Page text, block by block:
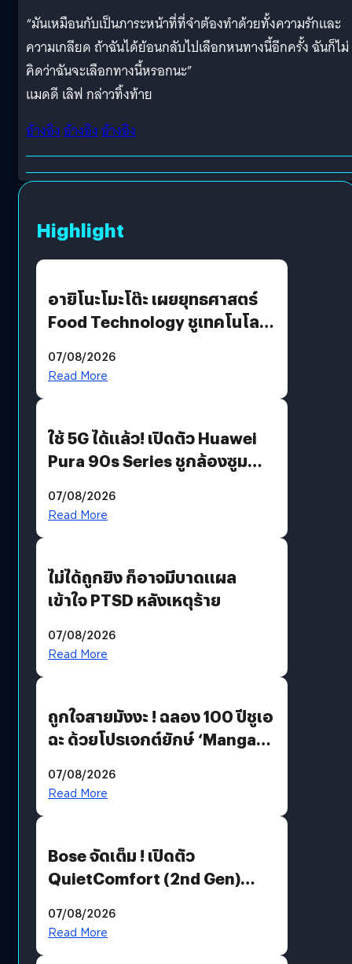
“มันเหมือนกับเป็นภาระหน้าที่ที่จำต้องทำด้วยทั้งความรักและ
ความเกลียด ถ้าฉันได้ย้อนกลับไปเลือกหนทางนี้อีกครั้ง ฉันก็ไม่
คิดว่าฉันจะเลือกทางนี้หรอกนะ”
แมดดี เลิฟ กล่าวทิ้งท้าย
อ้างอิงอ้างอิงอ้างอิง
Highlight
อายิโนะโมะโต๊ะ เผยยุทธศาสตร์
Food Technology ชูเทคโนโลยี
บริโภคและ B2B
07/08/2026
Read More
ใช้ 5G ได้แล้ว! เปิดตัว Huawei
Pura 90s Series ชูกล้องซูม
07/08/2026
Read More
ไม่ได้ถูกยิง ก็อาจมีบาดแผล
เข้าใจ PTSD หลังเหตุร้าย
07/08/2026
Read More
ถูกใจสายมังงะ ! ฉลอง 100 ปีชูเอ
ฉะ ด้วยโปรเจกต์ยักษ์ ‘Manga
มีภาษาไทยด้วย
07/08/2026
Read More
Bose จัดเต็ม ! เปิดตัว
QuietComfort (2nd Gen)
07/08/2026
Read More